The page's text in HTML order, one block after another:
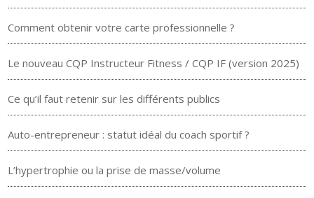
Comment obtenir votre carte professionnelle ?
Le nouveau CQP Instructeur Fitness / CQP IF (version 2025)
Ce qu’il faut retenir sur les différents publics
Auto-entrepreneur : statut idéal du coach sportif ?
L’hypertrophie ou la prise de masse/volume